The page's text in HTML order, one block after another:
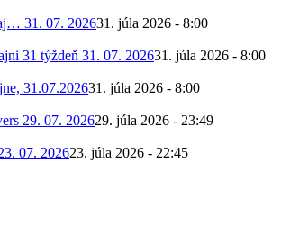
31. 07. 202631. júla 2026 - 8:00
31 týždeň 31. 07. 202631. júla 2026 - 8:00
31.07.202631. júla 2026 - 8:00
29. 07. 202629. júla 2026 - 23:49
07. 202623. júla 2026 - 22:45